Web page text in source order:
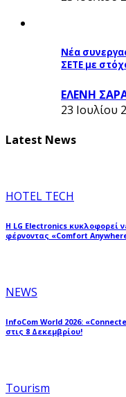
Νέα
ΣΕΤΕ με
ΕΛΕΝΗ
23 Ιουλίου
Latest News
HOTEL TECH
Η LG Electronics κυκλοφορεί
φέρνοντας «Comfort
NEWS
InfoCom World 2026:
στις 8 Δεκεμβρίου!
Tourism